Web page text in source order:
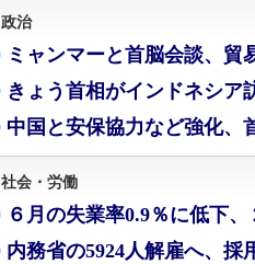
政治
ミャンマーと首脳会談、貿
きょう首相がインドネシア
中国と安保協力など強化、
社会・労働
６月の失業率0.9％に低下
内務省の5924人解雇へ、採